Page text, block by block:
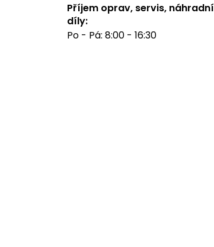
Příjem oprav, servis, náhradní
díly:
Po - Pá: 8:00 - 16:30